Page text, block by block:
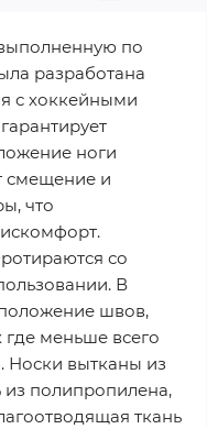
по
разработана
с хоккейными
ноги
смещение и
что
со
В
швов,
где меньше всего
Носки вытканы из
из полипропилена,
ткань